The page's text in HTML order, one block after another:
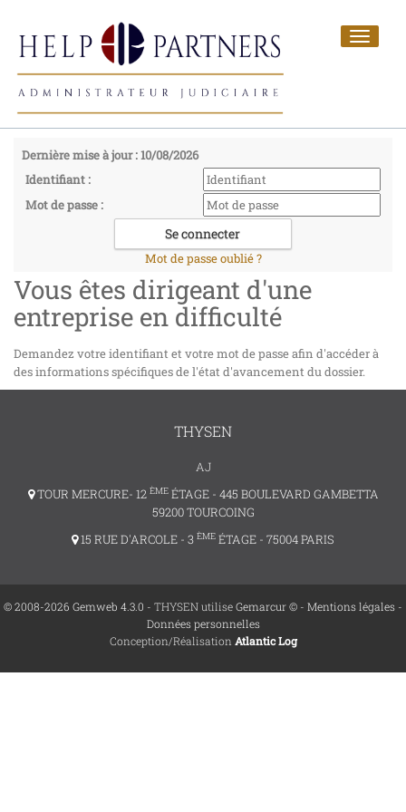
Toggle
Dernière mise à jour : 10/08/2026
Identifiant :
Mot de passe :
Mot de passe oublié ?
Vous êtes dirigeant d'une
entreprise en difficulté
Demandez votre identifiant et votre mot de passe afin d'accéder à
des informations spécifiques de l'état d'avancement du dossier.
THYSEN
AJ
TOUR MERCURE- 12 ÈMEÉTAGE - 445 BOULEVARD GAMBETTA
59200 TOURCOING
15 RUE D'ARCOLE - 3 ÈME ÉTAGE - 75004 PARIS
© 2008-2026 Gemweb 4.3.0 - THYSEN utiliseGemarcur © - Mentions légales -
Données personnelles
Conception/Réalisation Atlantic Log